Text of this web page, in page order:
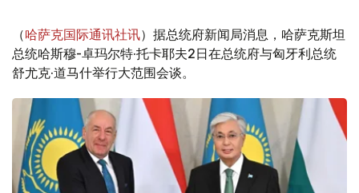
（哈萨克国际通讯社讯）据总统府新闻局消息，哈萨克斯坦
总统哈斯穆-卓玛尔特·托卡耶夫2日在总统府与匈牙利总统
舒尤克·道马什举行大范围会谈。